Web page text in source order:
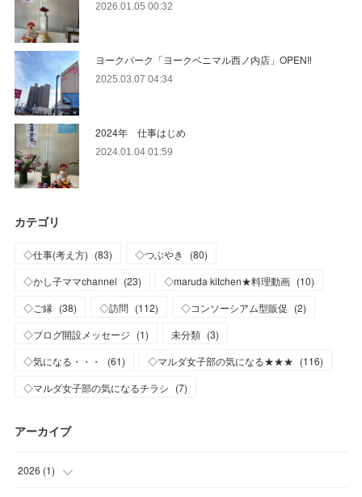
2026.01.05 00:32
ヨークパーク「ヨークベニマル西ノ内店」OPEN‼
2025.03.07 04:34
2024年 仕事はじめ
2024.01.04 01:59
カテゴリ
◇仕事(考え方) (83) ◇つぶやき (80)
◇かし子ママchannel (23) ◇maruda kitchen★料理動画 (10)
◇ご縁 (38) ◇訪問 (112) ◇コンソーシアム型販促 (2)
◇ブログ開設メッセージ (1) 未分類 (3)
◇気になる・・・
(61) ◇マルダ女子部の気になる★★★ (116)
◇マルダ女子部の気になるチラシ (7)
アーカイブ
2026 (1)